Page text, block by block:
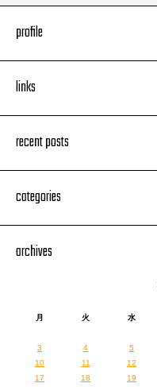
profile
links
recent posts
categories
archives
月 火 水
3
4 5
10
11 12
17
18 19